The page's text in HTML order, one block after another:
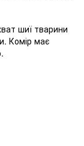
шиї тварини
Комір має